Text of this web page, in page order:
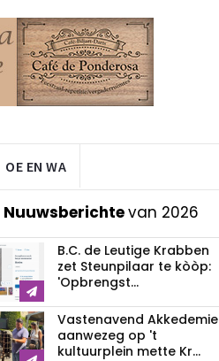
OE EN WA
Nuuwsberichtevan 2026
B.C. de Leutige Krabben
zet Steunpilaar te kòòp:
'Opbrengst...
Vastenavend Akkedemie
aanwezeg op 't
kultuurplein mette Kr...